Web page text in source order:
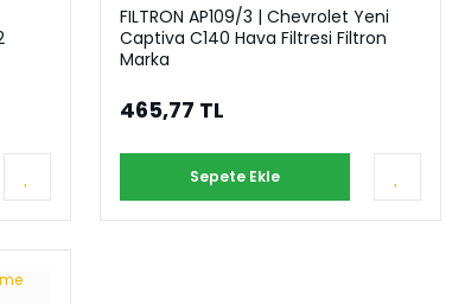
FILTRON AP109/3 | Chevrolet Yeni
Captiva C140 Hava Filtresi Filtron
Marka
465,77 TL
Sepete Ekle